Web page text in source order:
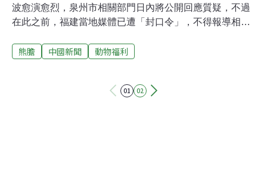
波愈演愈烈，泉州市相關部門日內將公開回應質疑，不過
在此之前，福建當地媒體已遭「封口令」，不得報導相關
理局遞交一份書面聲明，反對正在籌備上市的歸真堂獲得
取膽生產熊膽粉，都經有關部委批准。另據第一財經日報
熊膽 中國新聞 動物福利
01 02